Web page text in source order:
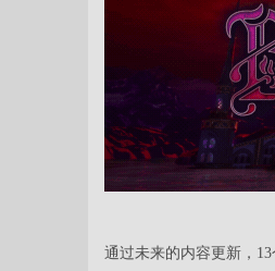
通过未来的内容更新，13